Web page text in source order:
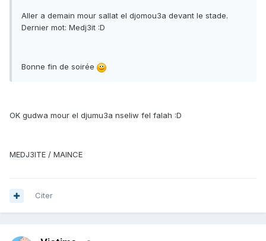
Aller a demain mour sallat el djomou3a devant le stade.
Dernier mot: Medj3it :D
Bonne fin de soirée
OK gudwa mour el djumu3a nseliw fel falah :D
MEDJ3ITE / MAINCE
Citer